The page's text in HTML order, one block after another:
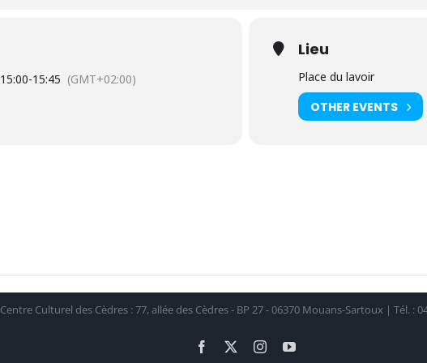
15:00-15:45 (GMT+02:00)
Lieu
Place du lavoir
OTHER EVENTS
Centre Culturel des Cèdres : 77, allée des Cèdres - BP 27 - 06370 Mouans-Sartoux | Tél. :
Facebook InstagramYouTube